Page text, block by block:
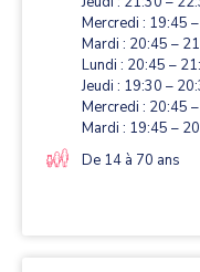
Mercredi : 19:45
Mardi : 20:45 –
Lundi : 20:45 –
Jeudi : 19:30 –
Mercredi : 20:45
Mardi : 19:45 –
De 14 à 70 ans